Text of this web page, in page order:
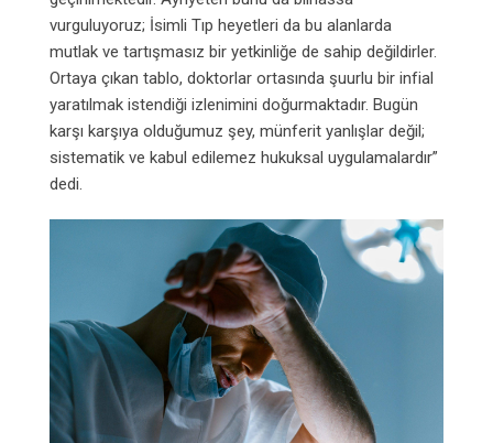
vurguluyoruz; İsimli Tıp heyetleri da bu alanlarda
mutlak ve tartışmasız bir yetkinliğe de sahip değildirler.
Ortaya çıkan tablo, doktorlar ortasında şuurlu bir infial
yaratılmak istendiği izlenimini doğurmaktadır. Bugün
karşı karşıya olduğumuz şey, münferit yanlışlar değil;
sistematik ve kabul edilemez hukuksal uygulamalardır”
dedi.